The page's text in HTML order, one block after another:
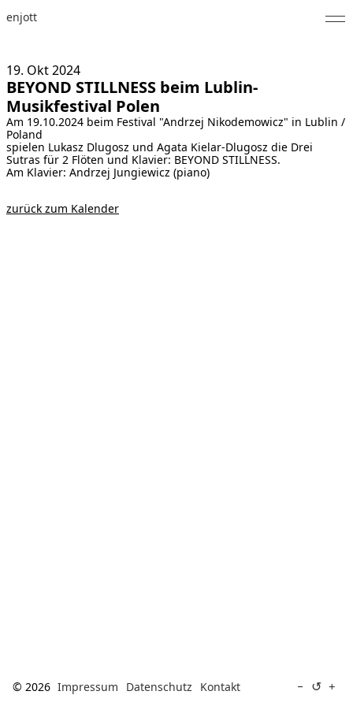
enjott
Selected Works
Werkverzeichnis
About
19. Okt2024
BEYOND STILLNESS beim Lublin-
Musikfestival Polen
Am 19.10.2024 beim Festival "Andrzej Nikodemowicz" in Lublin /
Poland
spielen Lukasz Dlugosz und Agata Kielar-Dlugosz die Drei
Sutras für 2 Flöten und Klavier: BEYOND STILLNESS.
Am Klavier: Andrzej Jungiewicz (piano)
zurück zum Kalender
© 2026 Impressum Datenschutz Kontakt − ↺ +